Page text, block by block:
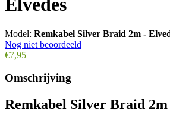
Model: Remkabel Silver Braid 2m -
Nog niet beoordeeld
€7,95
Omschrijving
Remkabel Silver Braid 2m